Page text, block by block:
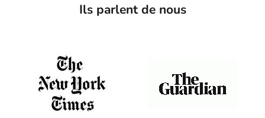
Ils parlent de nous